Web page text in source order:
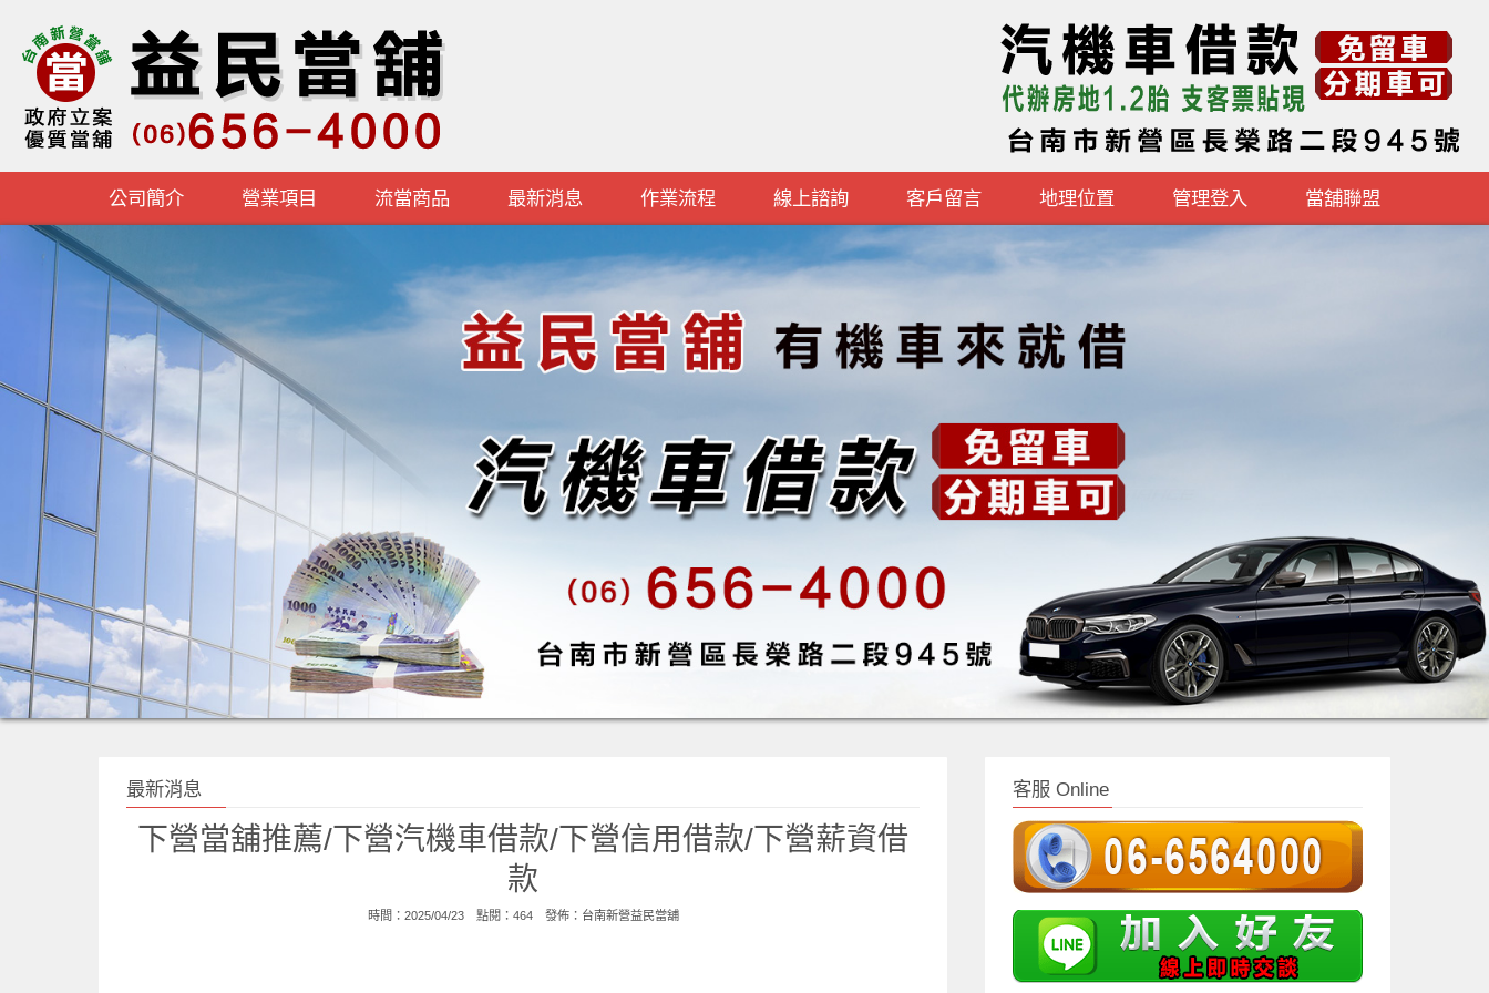
公司簡介 營業項目 流當商品 最新消息 作業流程 線上諮詢 客戶留言 地理位置 管理登入 當舖聯盟
最新消息
下營當舖推薦/下營汽機車借款/下營信用借款/下營薪資借
款
時間：2025/04/23 點閱：464 發佈： 台南新營益民當舖
客服 Online